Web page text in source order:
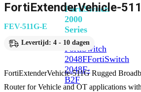
FortiSwitch
2000
Series
FortiSwitch
2048FFortiSwitch
2048F-
B2F
FortiExtenderVehicle-
FEV-511G-E
Levertijd: 4 - 10 dagen
FortiExtenderVehicle-511G Rugged
Router for Vehicle and OT applications